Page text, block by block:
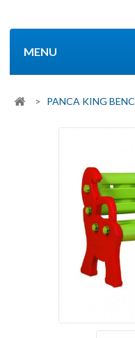
MENU
> PANCA KING